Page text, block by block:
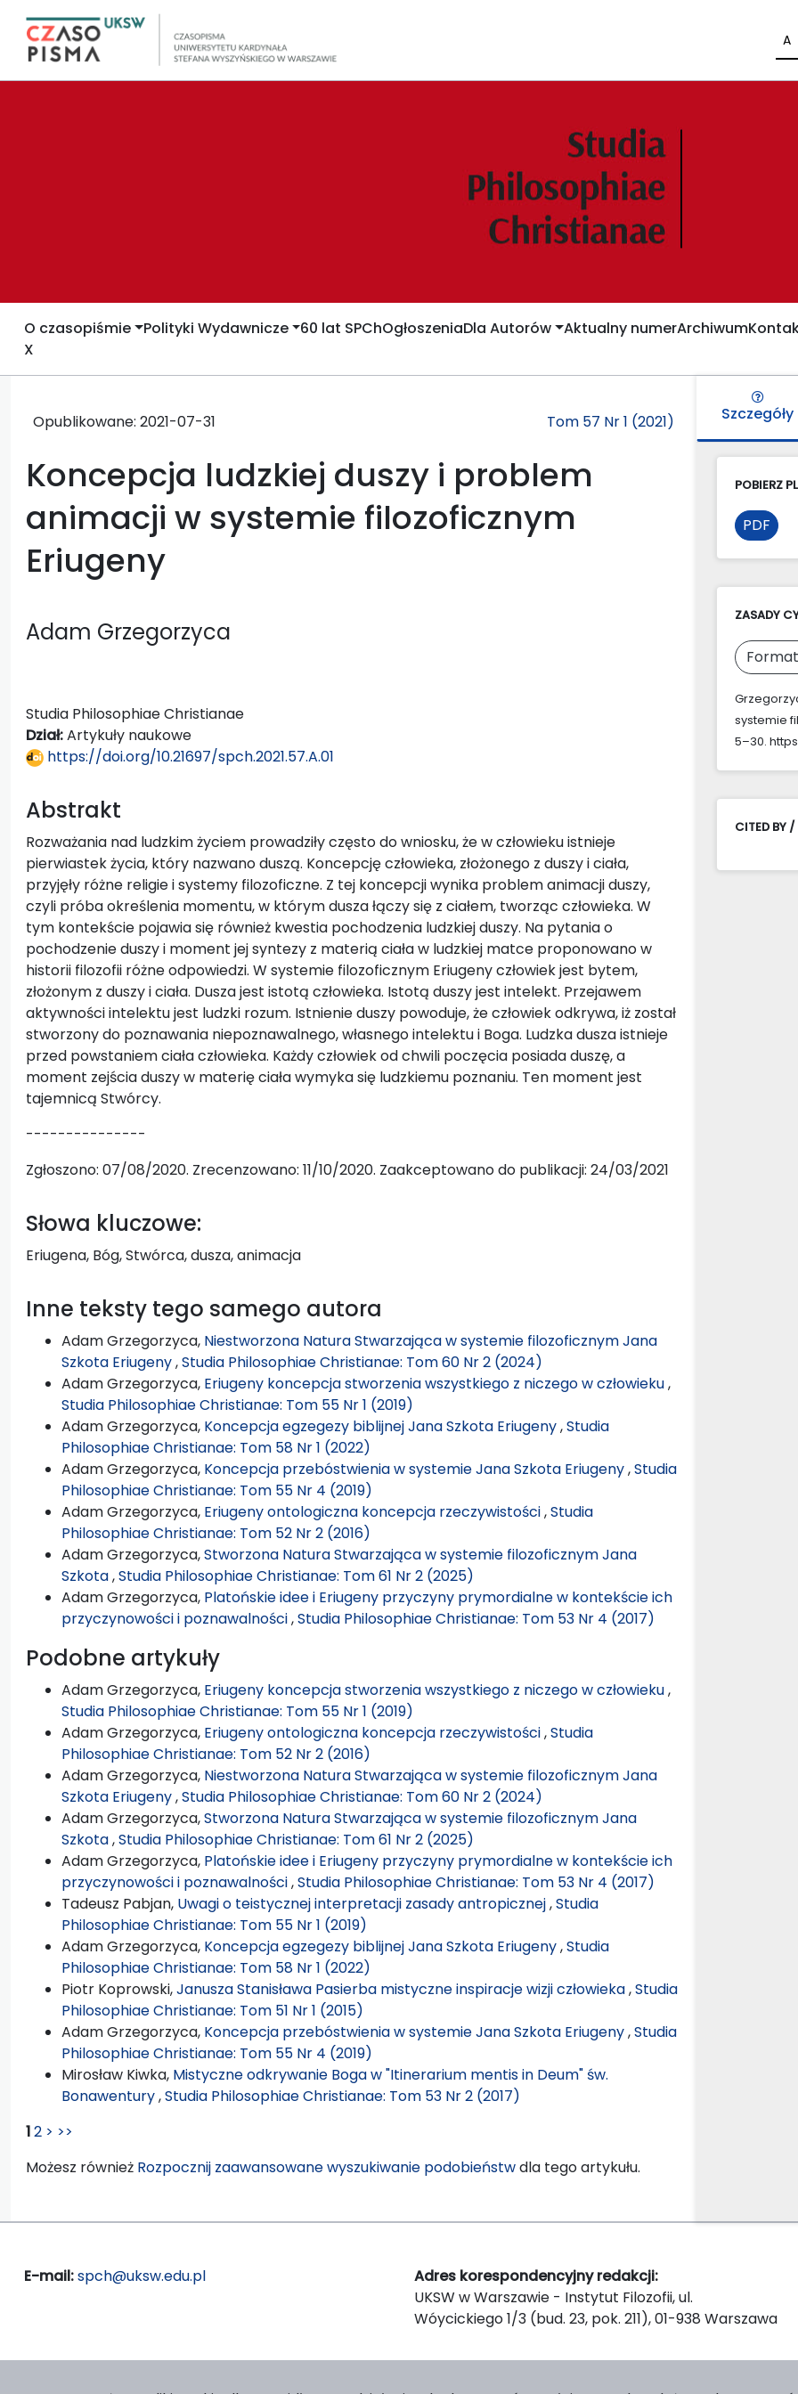
A
O czasopiśmie Polityki Wydawnicze 60 lat SPChOgłoszeniaDla Autorów Aktualny numerArchiwum
X
Opublikowane: 2021-07-31 Tom 57 Nr 1 (2021)
Koncepcja ludzkiej duszy i problem
animacji w systemie filozoficznym
Eriugeny
Adam Grzegorzyca
Studia Philosophiae Christianae
Dział:Artykuły naukowe
https://doi.org/10.21697/spch.2021.57.A.01
Abstrakt
Rozważania nad ludzkim życiem prowadziły często do wniosku, że w człowieku istnieje
pierwiastek życia, który nazwano duszą. Koncepcję człowieka, złożonego z duszy i ciała,
przyjęły różne religie i systemy filozoficzne. Z tej koncepcji wynika problem animacji duszy,
czyli próba określenia momentu, w którym dusza łączy się z ciałem, tworząc człowieka. W
tym kontekście pojawia się również kwestia pochodzenia ludzkiej duszy. Na pytania o
pochodzenie duszy i moment jej syntezy z materią ciała w ludzkiej matce proponowano w
historii filozofii różne odpowiedzi. W systemie filozoficznym Eriugeny człowiek jest bytem,
złożonym z duszy i ciała. Dusza jest istotą człowieka. Istotą duszy jest intelekt. Przejawem
aktywności intelektu jest ludzki rozum. Istnienie duszy powoduje, że człowiek odkrywa, iż został
stworzony do poznawania niepoznawalnego, własnego intelektu i Boga. Ludzka dusza istnieje
przed powstaniem ciała człowieka. Każdy człowiek od chwili poczęcia posiada duszę, a
moment zejścia duszy w materię ciała wymyka się ludzkiemu poznaniu. Ten moment jest
tajemnicą Stwórcy.
---------------
Zgłoszono: 07/08/2020. Zrecenzowano: 11/10/2020. Zaakceptowano do publikacji: 24/03/2021
Słowa kluczowe:
Eriugena, Bóg, Stwórca, dusza, animacja
Inne teksty tego samego autora
Adam Grzegorzyca, Niestworzona Natura Stwarzająca w systemie filozoficznym Jana
Szkota Eriugeny,Studia Philosophiae Christianae: Tom 60 Nr 2 (2024)
Adam Grzegorzyca, Eriugeny koncepcja stworzenia wszystkiego z niczego w człowieku,
Studia Philosophiae Christianae: Tom 55 Nr 1 (2019)
Adam Grzegorzyca, Koncepcja egzegezy biblijnej Jana Szkota Eriugeny,Studia
Philosophiae Christianae: Tom 58 Nr 1 (2022)
Adam Grzegorzyca, Koncepcja przebóstwienia w systemie Jana Szkota Eriugeny,Studia
Philosophiae Christianae: Tom 55 Nr 4 (2019)
Adam Grzegorzyca, Eriugeny ontologiczna koncepcja rzeczywistości,Studia
Philosophiae Christianae: Tom 52 Nr 2 (2016)
Adam Grzegorzyca,Stworzona Natura Stwarzająca w systemie filozoficznym Jana
Szkota,Studia Philosophiae Christianae: Tom 61 Nr 2 (2025)
Adam Grzegorzyca, Platońskie idee i Eriugeny przyczyny prymordialne w kontekście ich
przyczynowości i poznawalności,Studia Philosophiae Christianae: Tom 53 Nr 4 (2017)
Podobne artykuły
Adam Grzegorzyca, Eriugeny koncepcja stworzenia wszystkiego z niczego w człowieku,
Studia Philosophiae Christianae: Tom 55 Nr 1 (2019)
Adam Grzegorzyca, Eriugeny ontologiczna koncepcja rzeczywistości,Studia
Philosophiae Christianae: Tom 52 Nr 2 (2016)
Adam Grzegorzyca, Niestworzona Natura Stwarzająca w systemie filozoficznym Jana
Szkota Eriugeny,Studia Philosophiae Christianae: Tom 60 Nr 2 (2024)
Adam Grzegorzyca,Stworzona Natura Stwarzająca w systemie filozoficznym Jana
Szkota,Studia Philosophiae Christianae: Tom 61 Nr 2 (2025)
Adam Grzegorzyca, Platońskie idee i Eriugeny przyczyny prymordialne w kontekście ich
przyczynowości i poznawalności,Studia Philosophiae Christianae: Tom 53 Nr 4 (2017)
Tadeusz Pabjan, Uwagi o teistycznej interpretacji zasady antropicznej,Studia
Philosophiae Christianae: Tom 55 Nr 1 (2019)
Adam Grzegorzyca, Koncepcja egzegezy biblijnej Jana Szkota Eriugeny,Studia
Philosophiae Christianae: Tom 58 Nr 1 (2022)
Piotr Koprowski,Janusza Stanisława Pasierba mistyczne inspiracje wizji człowieka,Studia
Philosophiae Christianae: Tom 51 Nr 1 (2015)
Adam Grzegorzyca, Koncepcja przebóstwienia w systemie Jana Szkota Eriugeny,Studia
Philosophiae Christianae: Tom 55 Nr 4 (2019)
Mirosław Kiwka, Mistyczne odkrywanie Boga w "Itinerarium mentis in Deum" św.
Bonawentury,Studia Philosophiae Christianae: Tom 53 Nr 2 (2017)
12 > >>
Możesz również Rozpocznij zaawansowane wyszukiwanie podobieństwdla tego artykułu.
Szczegóły
POBIERZ
PDF
ZASADY
systemie
5–30.
CITED BY /
E-mail:spch@uksw.edu.pl
Adres korespondencyjny redakcji:
UKSW w Warszawie - Instytut Filozofii, ul.
Wóycickiego 1/3 (bud. 23, pok. 211), 01-938 Warszawa